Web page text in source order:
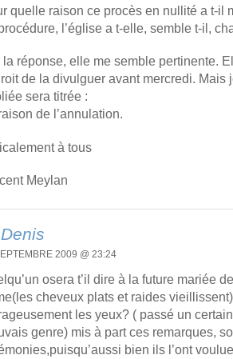
quelle raison ce procès en nullité a t-il
l’église a t-elle, semble t-il,
la réponse, elle me semble pertinente.
de la divulguer avant mercredi.
sera titrée :
de l’annulation.
à tous
Meylan
Denis
2009 @ 23:24
osera t’il dire à la future mariée
cheveux plats et raides
les yeux? ( passé un
genre) mis à part ces remarques,
bien ils l’ont